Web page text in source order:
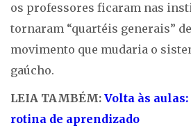
os professores ficaram nas
tornaram “quartéis generais”
movimento que mudaria o
gaúcho.
LEIA TAMBÉM: Volta às
rotina de aprendizado